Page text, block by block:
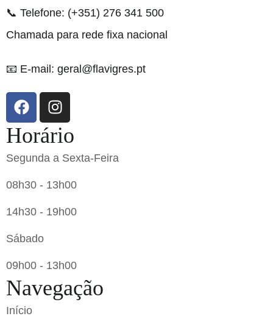
📞 Telefone: (+351) 276 341 500
Chamada para rede fixa nacional
📧 E-mail: geral@flavigres.pt
Horário
Segunda a Sexta-Feira
08h30 - 13h00
14h30 - 19h00
Sábado
09h00 - 13h00
Navegação
Início